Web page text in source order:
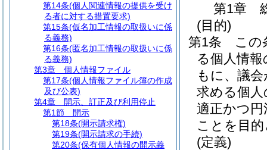
第1章
(目的)
第1条
この
る個人情
もに、議
求める個
適正かつ
ことを目
(定義)
第14条(個人関連情報の提供を受け
る者に対する措置要求)
第15条(仮名加工情報の取扱いに係
る義務)
第16条(匿名加工情報の取扱いに係
る義務)
第3章
個人情報ファイル
第17条(個人情報ファイル簿の作成
及び公表)
第4章
開示、訂正及び利用停止
第1節
開示
第18条(開示請求権)
第19条(開示請求の手続)
第20条(保有個人情報の開示義